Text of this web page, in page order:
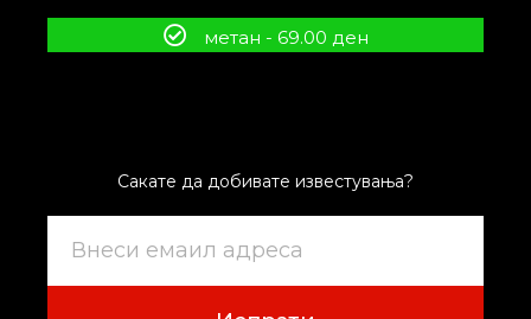
метан - 69.00 ден
Сакате да добивате известувања?